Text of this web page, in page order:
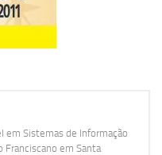
em Sistemas de Informação
Franciscano em Santa